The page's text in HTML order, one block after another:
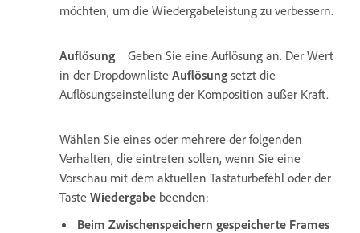
möchten, um die Wiedergabeleistung zu verbessern.
Auflösung
Geben Sie eine Auflösung an. Der Wert
in der Dropdownliste Auflösung setzt die
Auflösungseinstellung der Komposition außer Kraft.
Wählen Sie eines oder mehrere der folgenden
Verhalten, die eintreten sollen, wenn Sie eine
Vorschau mit dem aktuellen Tastaturbefehl oder der
Taste Wiedergabe beenden:
Beim Zwischenspeichern gespeicherte Frames